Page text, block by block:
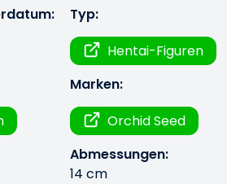
Typ:
Hentai-Figuren
Marken:
Orchid Seed
Abmessungen:
14 cm